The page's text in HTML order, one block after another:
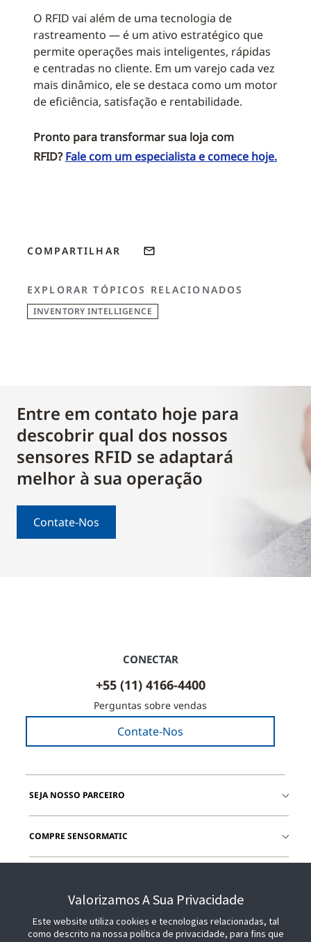
O RFID vai além de uma tecnologia de
rastreamento — é um ativo estratégico que
permite operações mais inteligentes, rápidas
e centradas no cliente. Em um varejo cada vez
mais dinâmico, ele se destaca como um motor
de eficiência, satisfação e rentabilidade.
Pronto para transformar sua loja com
RFID?Fale com um especialista e comece hoje.
COMPARTILHAR
EXPLORAR TÓPICOS RELACIONADOS
INVENTORY INTELLIGENCE
Entre em contato hoje para
descobrir qual dos nossos
sensores RFID se adaptará
melhor à sua operação
Contate-Nos
CONECTAR
+55 (11) 4166-4400
Perguntas sobre vendas
Contate-Nos
SEJA NOSSO PARCEIRO
COMPRE SENSORMATIC
Valorizamos A Sua Privacidade
Este website utiliza cookies e tecnologias relacionadas, tal
como descrito na nossa política de privacidade, para fins que